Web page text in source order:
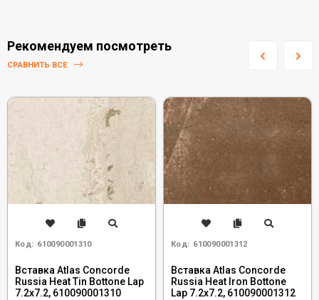
Рекомендуем посмотреть
СРАВНИТЬ ВСЕ
Код: 610090001310
Вставка Atlas Concorde
Russia Heat Tin Bottone Lap
7.2x7.2, 610090001310
Код: 610090001312
Вставка Atlas Concorde
Russia Heat Iron Bottone
Lap 7.2x7.2, 610090001312